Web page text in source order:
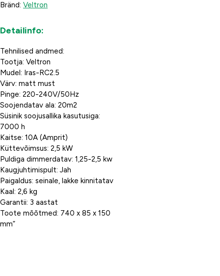
Bränd: Veltron
Detailinfo:
Tehnilised andmed:
Tootja: Veltron
Mudel: Iras-RC2.5
Värv: matt must
Pinge: 220-240V/50Hz
Soojendatav ala: 20m2
Süsinik soojusallika kasutusiga:
7000 h
Kaitse: 10A (Amprit)
Küttevõimsus: 2,5 kW
Puldiga dimmerdatav: 1,25-2,5 kw
Kaugjuhtimispult: Jah
Paigaldus: seinale, lakke kinnitatav
Kaal: 2,6 kg
Garantii: 3 aastat
Toote mõõtmed: 740 x 85 x 150
mm”